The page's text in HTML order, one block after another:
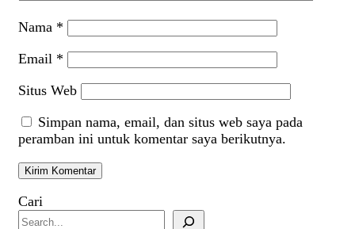
Nama *
Email *
Situs Web
Simpan nama, email, dan situs web saya pada
peramban ini untuk komentar saya berikutnya.
Cari